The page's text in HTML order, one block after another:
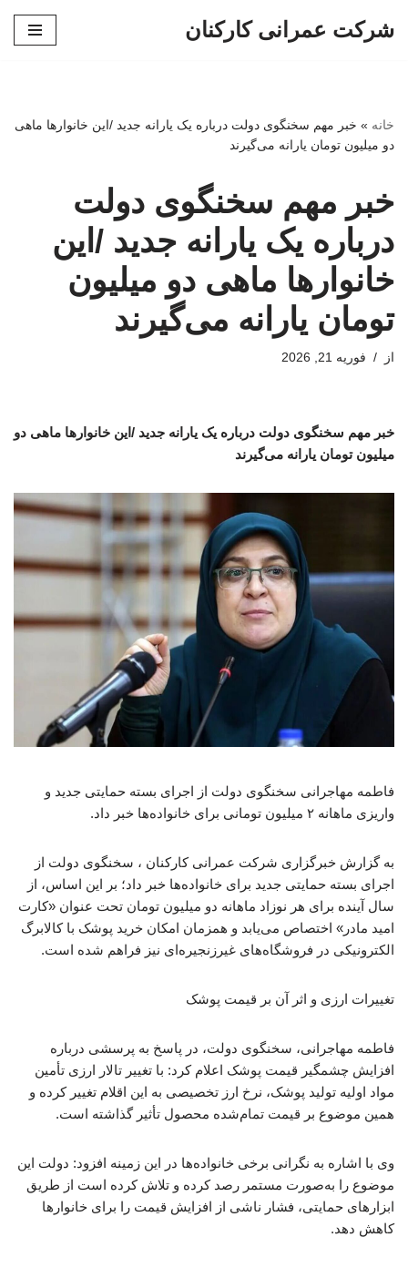
شرکت عمرانی کارکنان
خانه » خبر مهم سخنگوی دولت درباره یک یارانه جدید /این خانوارها ماهی
دو میلیون تومان یارانه می‌گیرند
خبر مهم سخنگوی دولت
درباره یک یارانه جدید /این
خانوارها ماهی دو میلیون
تومان یارانه می‌گیرند
از فوریه 21, 2026
خبر مهم سخنگوی دولت درباره یک یارانه جدید /این خانوارها ماهی دو
میلیون تومان یارانه می‌گیرند
فاطمه مهاجرانی سخنگوی دولت از اجرای بسته حمایتی جدید و
واریزی ماهانه ۲ میلیون تومانی برای خانواده‌ها خبر داد.
به گزارش خبرگزاری شرکت عمرانی کارکنان ، سخنگوی دولت از
اجرای بسته حمایتی جدید برای خانواده‌ها خبر داد؛ بر این اساس، از
سال آینده برای هر نوزاد ماهانه دو میلیون تومان تحت عنوان «کارت
امید مادر» اختصاص می‌یابد و همزمان امکان خرید پوشک با کالابرگ
الکترونیکی در فروشگاه‌های غیرزنجیره‌ای نیز فراهم شده است.
تغییرات ارزی و اثر آن بر قیمت پوشک
فاطمه مهاجرانی، سخنگوی دولت، در پاسخ به پرسشی درباره
افزایش چشمگیر قیمت پوشک اعلام کرد: با تغییر تالار ارزی تأمین
مواد اولیه تولید پوشک، نرخ ارز تخصیصی به این اقلام تغییر کرده و
همین موضوع بر قیمت تمام‌شده محصول تأثیر گذاشته است.
وی با اشاره به نگرانی برخی خانواده‌ها در این زمینه افزود: دولت این
موضوع را به‌صورت مستمر رصد کرده و تلاش کرده است از طریق
ابزارهای حمایتی، فشار ناشی از افزایش قیمت را برای خانوارها
کاهش دهد.